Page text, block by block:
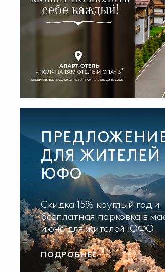
ДЛЯ ЖИТЕЛЕЙ
ЮФО
Скидка 15% круглый год и
бесплатная парковка в
июне для жителей ЮФО
ПОДРОБНЕЕ